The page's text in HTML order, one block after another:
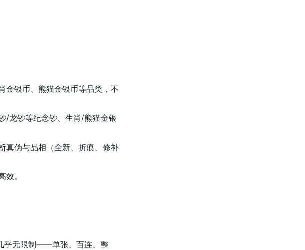
金银币、熊猫金银币等品类，不
钞/龙钞等纪念钞、生肖/熊猫金银
真伪与品相（全新、折痕、修补
效。
乎无限制——单张、百连、整